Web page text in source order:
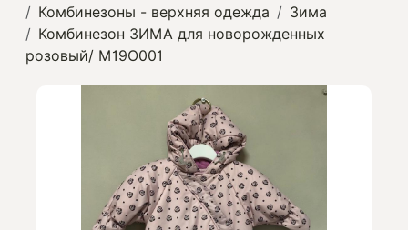
Комбинезоны - верхняя одежда
Зима
Комбинезон ЗИМА для новорожденных
розовый/ М19О001